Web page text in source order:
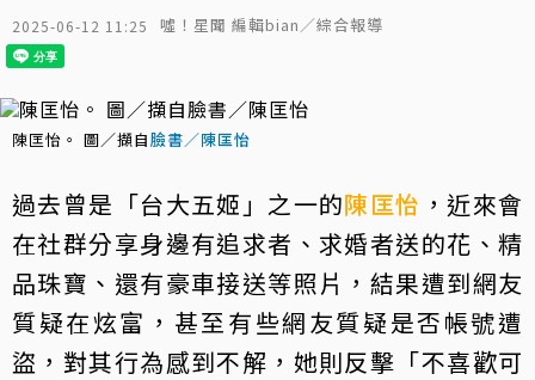
2025-06-12 11:25 噓！星聞 編輯bian／綜合報導
陳匡怡。 圖／擷自臉書／陳匡怡
過去曾是「台大五姬」之一的陳匡怡 ，近來會
在社群分享身邊有追求者、求婚者送的花、精
品珠寶、還有豪車接送等照片，結果遭到網友
質疑在炫富，甚至有些網友質疑是否帳號遭
盜，對其行為感到不解，她則反擊「不喜歡可